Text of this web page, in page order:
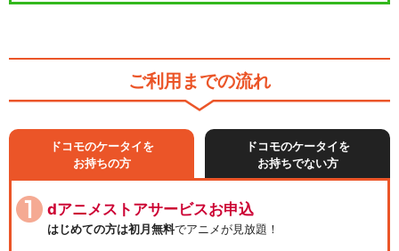
ご利用までの流れ
ドコモのケータイを
お持ちの方
ドコモのケータイを
お持ちでない方
dアニメストアサービスお申込
はじめての方は初月無料でアニメが見放題！